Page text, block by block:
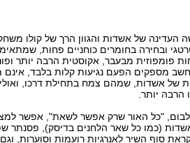
של אשדות והגוון הרך של קולו
ובחירה בחומרים כוחניים פחות,
פומפוזית מבעבר, אקוסטית הרבה יותר
מספקים הפעם נגיעות קלות בלבד,
של אשדות, שמהם צמח בתחילת דרכו,
יותר.
"כל האור שרק אפשר לשאת", אפשר
אשדות (כמו כל שאר הלחנים בדיסק), פסנתר
סוף השיר לאנרגיות רועמות וסוערות, וגם